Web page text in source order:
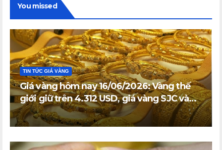
You missed
TIN TỨC GIÁ VÀNG
Giá vàng hôm nay 16/06/2026: Vàng thế
giới giữ trên 4.312 USD, giá vàng SJC và
vàng nhẫn trong nước đi ngang